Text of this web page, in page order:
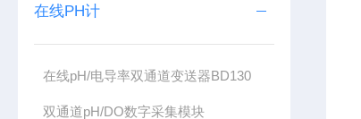
在线PH计
在线pH/电导率双通道变送器BD130
双通道pH/DO数字采集模块